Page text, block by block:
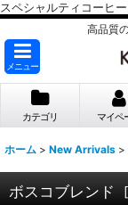
スペシャルティコーヒ
高品質
メニュー
カテゴリ マイペ
ホーム > New Arrivals >
ボスコブレンド [